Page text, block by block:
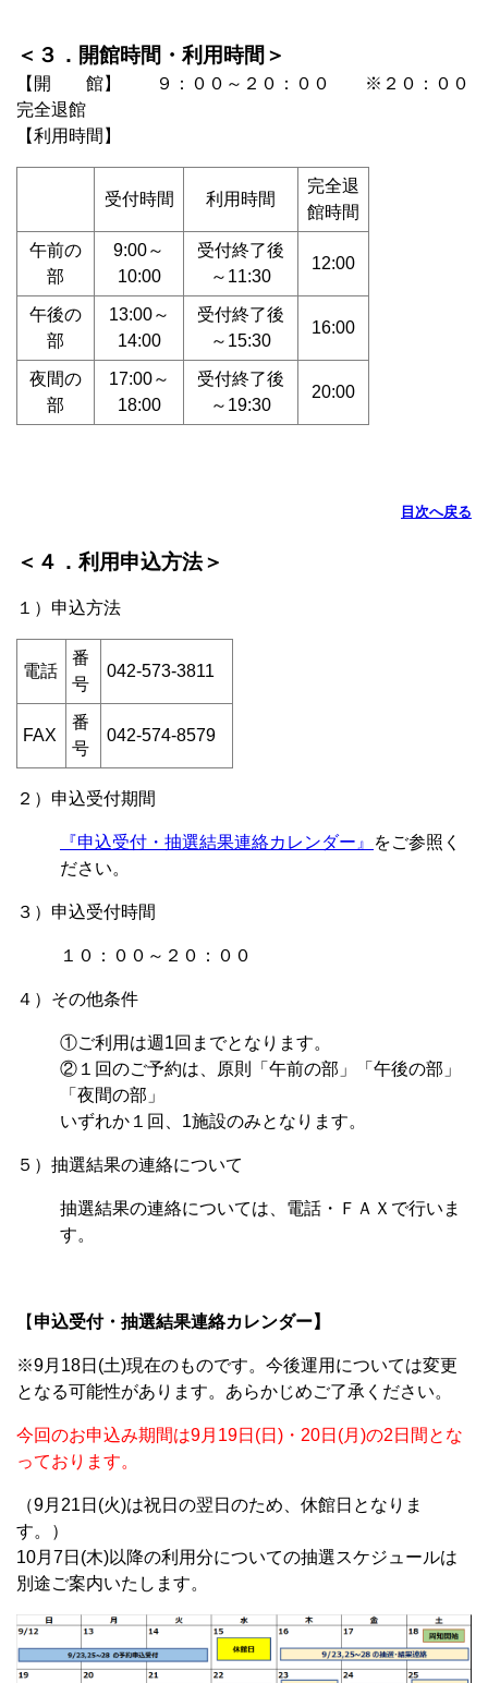
＜３．開館時間・利用時間＞
【開 館】 ９：００～２０：００ ※２０：００
完全退館
【利用時間】
受付時間 利用時間
完全退
館時間
午前の
部
9:00～
10:00
受付終了後
～11:30
12:00
午後の
部
13:00～
14:00
受付終了後
～15:30
16:00
夜間の
部
17:00～
18:00
受付終了後
～19:30
20:00
目次へ戻る
＜４．利用申込方法＞
１）申込方法
電話
番
号
042-573-3811
FAX
番
号
042-574-8579
２）申込受付期間
『申込受付・抽選結果連絡カレンダー』
をご参照く
ださい。
３）申込受付時間
１０：００～２０：００
４）その他条件
①ご利用は週1回までとなります。
②１回のご予約は、原則「午前の部」「午後の部」
「夜間の部」
いずれか１回、1施設のみとなります。
５）抽選結果の連絡について
抽選結果の連絡については、電話・ＦＡＸで行いま
す。
【 申込受付・抽選結果連絡カレンダー】
※9月18日(土)現在のものです。今後運用については変更
となる可能性があります。あらかじめご了承ください。
今回のお申込み期間は9月19日(日)・20日(月)の2日間とな
っております。
（9月21日(火)は祝日の翌日のため、休館日となりま
す。）
10月7日(木)以降の利用分についての抽選スケジュールは
別途ご案内いたします。